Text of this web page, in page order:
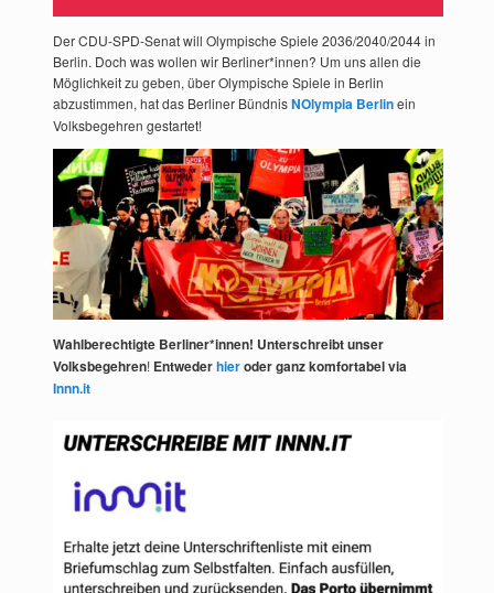
Der CDU-SPD-Senat will Olympische Spiele 2036/2040/2044 in
Berlin. Doch was wollen wir Berliner*innen? Um uns allen die
Möglichkeit zu geben, über Olympische Spiele in Berlin
abzustimmen, hat das Berliner BündnisNOlympia Berlinein
Volksbegehren gestartet!
Wahlberechtigte Berliner*innen! Unterschreibt unser
Volksbegehren! Entwederhieroder ganz komfortabel via
Innn.it